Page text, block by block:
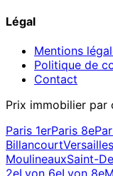
Légal
Mentions
Politique de
Contact
Prix immobilier par
Paris 1erParis 8e
BillancourtVersailles
MoulineauxSaint-
2eLyon 6eLyon 8e